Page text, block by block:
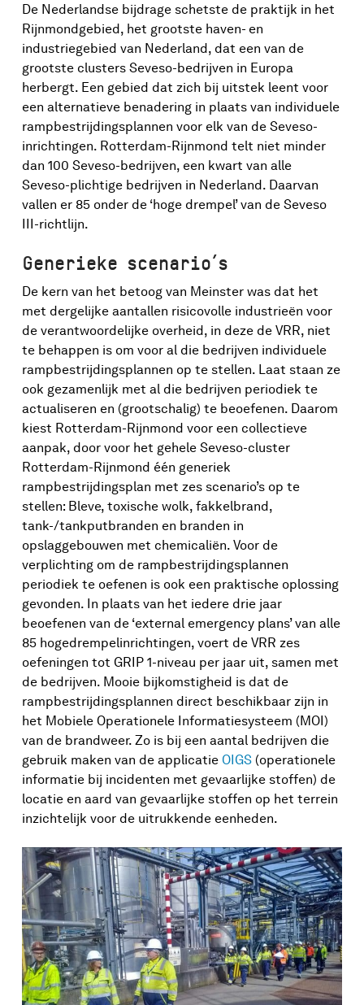
De Nederlandse bijdrage schetste de praktijk in het
Rijnmondgebied, het grootste haven- en
industriegebied van Nederland, dat een van de
grootste clusters Seveso-bedrijven in Europa
herbergt. Een gebied dat zich bij uitstek leent voor
een alternatieve benadering in plaats van individuele
rampbestrijdingsplannen voor elk van de Seveso-
inrichtingen. Rotterdam-Rijnmond telt niet minder
dan 100 Seveso-bedrijven, een kwart van alle
Seveso-plichtige bedrijven in Nederland. Daarvan
vallen er 85 onder de ‘hoge drempel’ van de Seveso
III-richtlijn.
Generieke scenario’s
De kern van het betoog van Meinster was dat het
met dergelijke aantallen risicovolle industrieën voor
de verantwoordelijke overheid, in deze de VRR, niet
te behappen is om voor al die bedrijven individuele
rampbestrijdingsplannen op te stellen. Laat staan ze
ook gezamenlijk met al die bedrijven periodiek te
actualiseren en (grootschalig) te beoefenen. Daarom
kiest Rotterdam-Rijnmond voor een collectieve
aanpak, door voor het gehele Seveso-cluster
Rotterdam-Rijnmond één generiek
rampbestrijdingsplan met zes scenario’s op te
stellen: Bleve, toxische wolk, fakkelbrand,
tank-/tankputbranden en branden in
opslaggebouwen met chemicaliën. Voor de
verplichting om de rampbestrijdingsplannen
periodiek te oefenen is ook een praktische oplossing
gevonden. In plaats van het iedere drie jaar
beoefenen van de ‘external emergency plans’ van alle
85 hogedrempelinrichtingen, voert de VRR zes
oefeningen tot GRIP 1-niveau per jaar uit, samen met
de bedrijven. Mooie bijkomstigheid is dat de
rampbestrijdingsplannen direct beschikbaar zijn in
het Mobiele Operationele Informatiesysteem (MOI)
van de brandweer. Zo is bij een aantal bedrijven die
gebruik maken van de applicatie OIGS (operationele
informatie bij incidenten met gevaarlijke stoffen) de
locatie en aard van gevaarlijke stoffen op het terrein
inzichtelijk voor de uitrukkende eenheden.